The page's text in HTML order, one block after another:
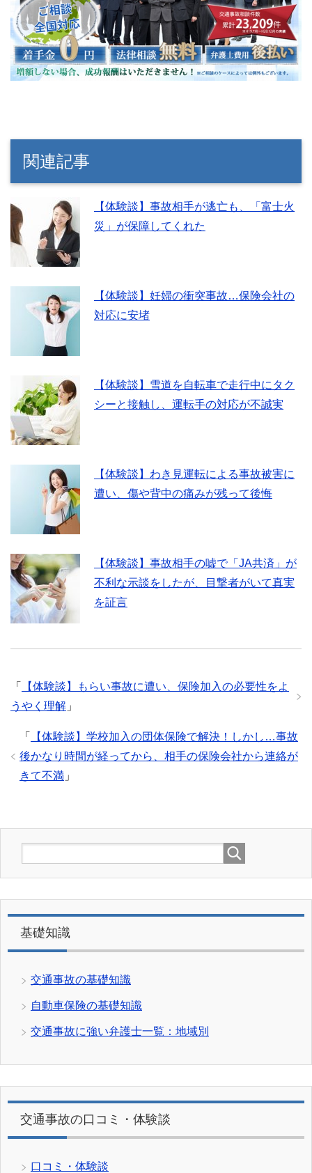
関連記事
【体験談】事故相手が逃亡も、「富士火
災」が保障してくれた
【体験談】妊婦の衝突事故…保険会社の
対応に安堵
【体験談】雪道を自転車で走行中にタク
シーと接触し、運転手の対応が不誠実
【体験談】わき見運転による事故被害に
遭い、傷や背中の痛みが残って後悔
【体験談】事故相手の嘘で「JA共済」が
不利な示談をしたが、目撃者がいて真実
を証言
「
【体験談】もらい事故に遭い、保険加入の必要性をよ
うやく理解 」
「
【体験談】学校加入の団体保険で解決！しかし…事故
後かなり時間が経ってから、相手の保険会社から連絡が
きて不満 」
基礎知識
交通事故の基礎知識
自動車保険の基礎知識
交通事故に強い弁護士一覧：地域別
交通事故の口コミ・体験談
口コミ・体験談